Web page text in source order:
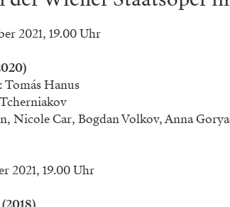
2021, 19.00 Uhr
Hanus
Nicole Car, Bogdan Volkov, Anna
2021, 19.00 Uhr